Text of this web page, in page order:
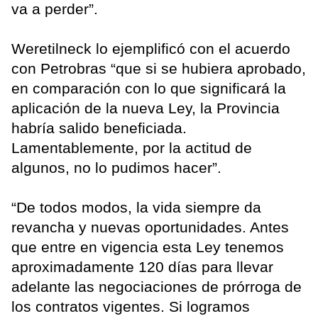
va a perder”.
Weretilneck lo ejemplificó con el acuerdo
con Petrobras “que si se hubiera aprobado,
en comparación con lo que significará la
aplicación de la nueva Ley, la Provincia
habría salido beneficiada.
Lamentablemente, por la actitud de
algunos, no lo pudimos hacer”.
“De todos modos, la vida siempre da
revancha y nuevas oportunidades. Antes
que entre en vigencia esta Ley tenemos
aproximadamente 120 días para llevar
adelante las negociaciones de prórroga de
los contratos vigentes. Si logramos